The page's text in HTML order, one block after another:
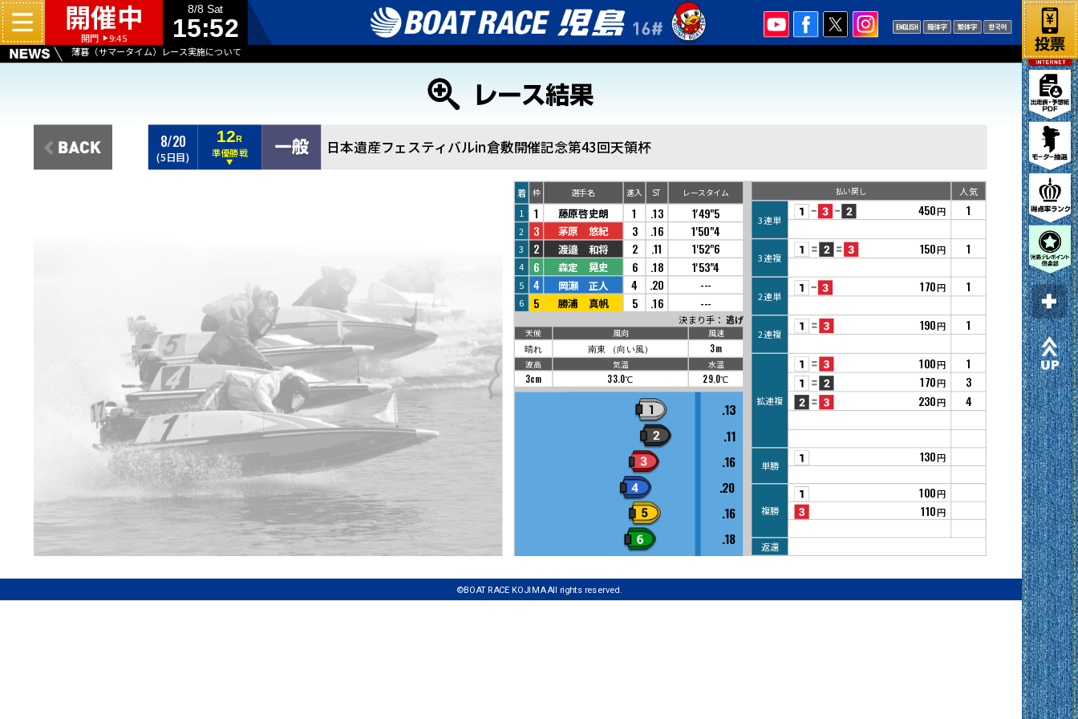
8/8 Sat
15:52
開催中
開門 ▶ 9:45
薄暮（サマータイム）レース実施について
8/20
(5日目)
12R
準優勝戦 日本遺産フェスティバルin倉敷開催記念第43回天領杯
着 枠 選手名 進入 ST レースタイム
1 1 藤原啓史朗 1 .13 1'49"5
2 3 茅原 悠紀 3 .16 1'50"4
3 2 渡邉 和将 2 .11 1'52"6
4 6 森定 晃史 6 .18 1'53"4
5 4 岡瀬 正人 4 .20 ---
6 5 勝浦 真帆 5 .16 ---
決まり手：逃げ
天候 風向 風速
晴れ 南東 （向い風） 3m
波高 気温 水温
3cm 33.0℃ 29.0℃
.13
.11
.16
.20
.16
.18
払い戻し 人気
3連単
450円 1
3連複
150円 1
2連単
170円 1
2連複
190円 1
拡連複
100円
1
170円
3
230円 4
単勝
130円
複勝
100円
110円
返還
©BOAT RACE KOJIMA All rights reserved.